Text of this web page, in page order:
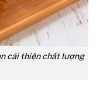
cải thiện chất lượng